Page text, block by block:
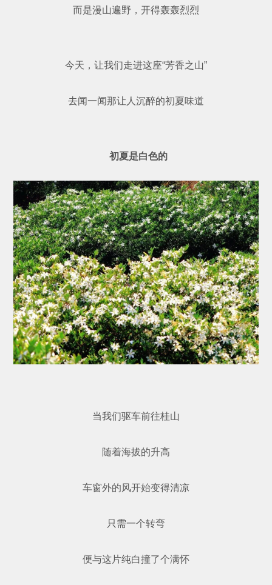
而是漫山遍野，开得轰轰烈烈
今天，让我们走进这座“芳香之山”
去闻一闻那让人沉醉的初夏味道
初夏是白色的
当我们驱车前往桂山
随着海拔的升高
车窗外的风开始变得清凉
只需一个转弯
便与这片纯白撞了个满怀